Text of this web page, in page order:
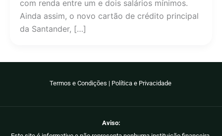
com renda entre um e dois salários mínimos.
Ainda assim, o novo cartão de crédito principal
da Santander, […]
Termos e Condições | Política e Privacidade
Aviso: